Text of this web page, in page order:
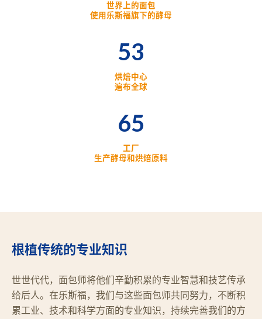
世界上的面包
使用乐斯福旗下的酵母
53
烘焙中心
遍布全球
65
工厂
生产酵母和烘焙原料
根植传统的专业知识
世世代代，面包师将他们辛勤积累的专业智慧和技艺传承
给后人。在乐斯福，我们与这些面包师共同努力，不断积
累工业、技术和科学方面的专业知识，持续完善我们的方